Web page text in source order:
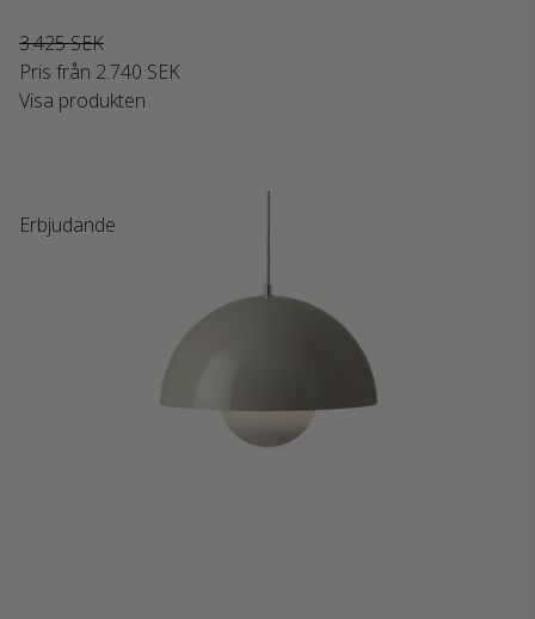
3.425 SEK
Pris från 2.740 SEK
Visa produkten
Erbjudande